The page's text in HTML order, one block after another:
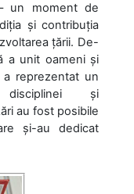
un moment de
și contribuția
țării. De-
a unit oameni și
reprezentat un
și
au fost posibile
și-au dedicat